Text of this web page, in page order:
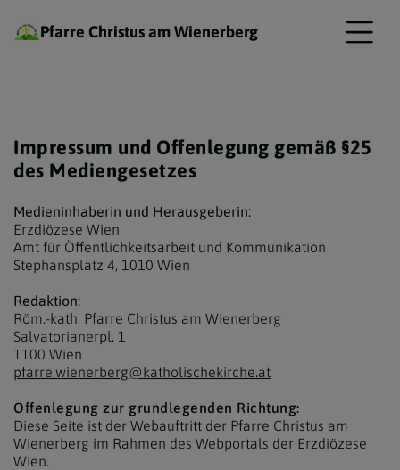
Pfarre Christus am Wienerberg
Impressum und Offenlegung gemäß §25
des Mediengesetzes
Medieninhaberin und Herausgeberin:
Erzdiözese Wien
Amt für Öffentlichkeitsarbeit und Kommunikation
Stephansplatz 4, 1010 Wien
Redaktion:
Röm.-kath. Pfarre Christus am Wienerberg
Salvatorianerpl. 1
1100 Wien
pfarre.wienerberg@katholischekirche.at
Offenlegung zur grundlegenden Richtung:
Diese Seite ist der Webauftritt der Pfarre Christus am
Wienerberg im Rahmen des Webportals der Erzdiözese
Wien.